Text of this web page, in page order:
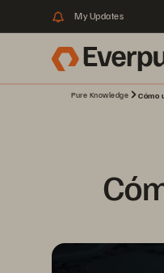
My Updates
Pure Knowledge Cómo